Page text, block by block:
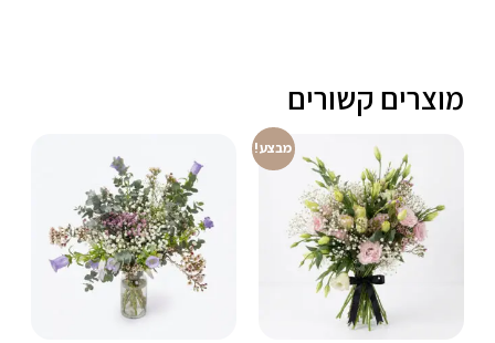
מוצרים קשורים
מבצע!